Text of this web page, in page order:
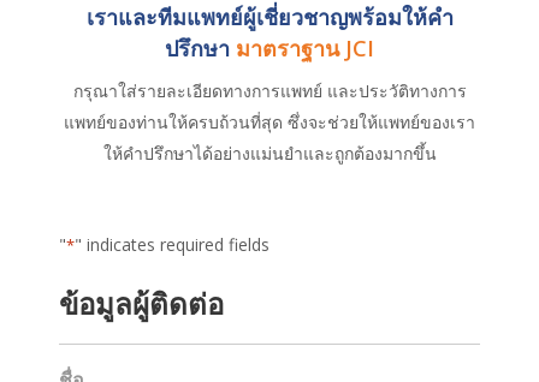
เราและทีมแพทย์ผู้เชี่ยวชาญพร้อมให้คำ
ปรึกษา มาตราฐาน JCI
กรุณาใส่รายละเอียดทางการแพทย์ และประวัติทางการ
แพทย์ของท่านให้ครบถ้วนที่สุด ซึ่งจะช่วยให้แพทย์ของเรา
ให้คำปรึกษาได้อย่างแม่นยำและถูกต้องมากขึ้น
"*" indicates required fields
ข้อมูลผู้ติดต่อ